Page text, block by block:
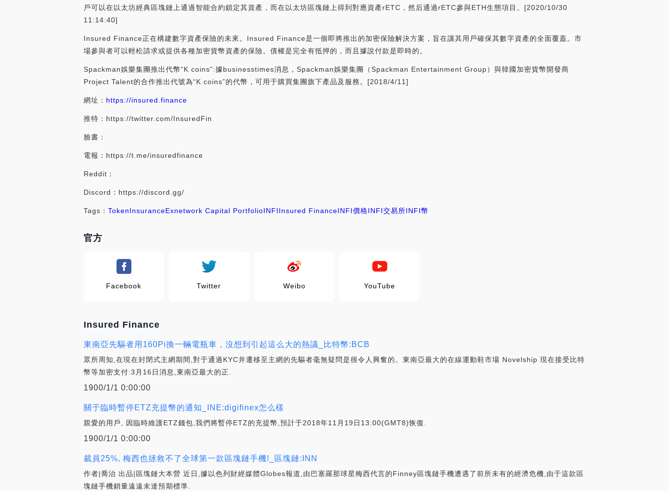
戶可以在以太坊經典區塊鏈上通過智能合約鎖定其資產，而在以太坊區塊鏈上得到對應資產rETC，然后通過rETC參與ETH生態項目。[2020/10/30
11:14:40]
Insured Finance正在構建數字資產保險的未來。Insured Finance是一個即將推出的加密保險解決方案，旨在讓其用戶確保其數字資產的全面覆蓋。市
場參與者可以輕松請求或提供各種加密貨幣資產的保險。債權是完全有抵押的，而且據說付款是即時的。
Spackman娛樂集團推出代幣“K coins”:據businesstimes消息，Spackman娛樂集團（Spackman Entertainment Group）與韓國加密貨幣開發商
Project Talent的合作推出代號為“K coins”的代幣，可用于購買集團旗下產品及服務。[2018/4/11]
網址： https://insured.finance
推特：https://twitter.com/InsuredFin
臉書：
電報：https://t.me/insuredfinance
Reddit：
Discord：https://discord.gg/
Tags： TokenInsuranceExnetwork Capital PortfolioINFIInsured FinanceINFI價格INFI交易所INFI幣
官方
Facebook Twitter Weibo YouTube
Insured Finance
東南亞先驅者用160Pi換一輛電瓶車，沒想到引起這么大的熱議_比特幣:BCB
眾所周知,在現在封閉式主網期間,對于通過KYC并遷移至主網的先驅者毫無疑問是很令人興奮的。東南亞最大的在線運動鞋市場 Novelship 現在接受比特
幣等加密支付:3月16日消息,東南亞最大的正.
1900/1/1 0:00:00
關于臨時暫停ETZ充提幣的通知_INE:digifinex怎么樣
親愛的用戶, 因臨時維護ETZ錢包,我們將暫停ETZ的充提幣,預計于2018年11月19日13:00(GMT8)恢復.
1900/1/1 0:00:00
裁員25%, 梅西也拯救不了全球第一款區塊鏈手機!_區塊鏈:INN
作者|喬治 出品|區塊鏈大本營 近日,據以色列財經媒體Globes報道,由巴塞羅那球星梅西代言的Finney區塊鏈手機遭遇了前所未有的經濟危機,由于這款區
塊鏈手機銷量遠遠未達預期標準.